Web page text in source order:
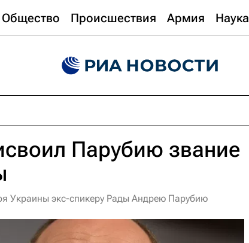
Общество Происшествия Армия Наука
Парубию звание
Украины экс-спикеру Рады Андрею Парубию